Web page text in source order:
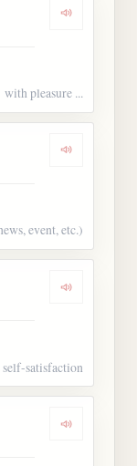
Dengarkan
with pleasure ...
Dengarkan
event, etc.)
Dengarkan
self-satisfaction
Dengarkan